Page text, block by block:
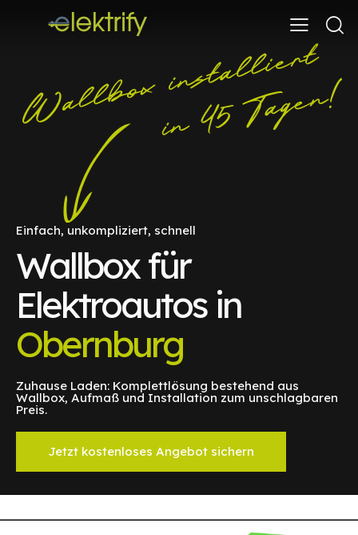
Einfach, unkompliziert, schnell
Wallbox für
Elektroautos in
Obernburg
Zuhause Laden: Komplettlösung bestehend aus
Wallbox, Aufmaß und Installation zum unschlagbaren
Preis.
Jetzt kostenloses Angebot sichern